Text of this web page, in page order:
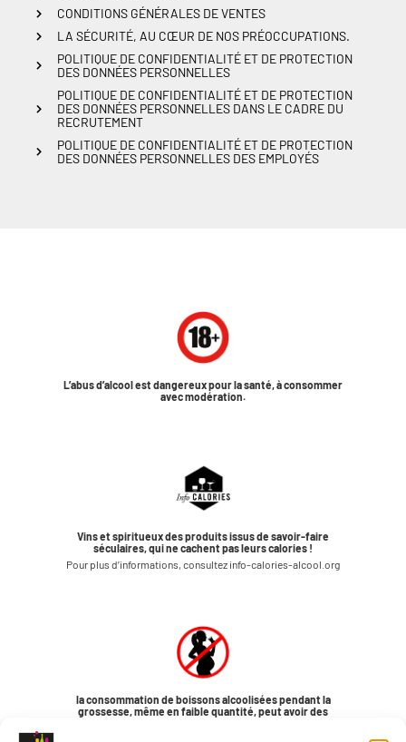
CONDITIONS GÉNÉRALES DE VENTES
LA SÉCURITÉ, AU CŒUR DE NOS PRÉOCCUPATIONS.
POLITIQUE DE CONFIDENTIALITÉ ET DE PROTECTION
DES DONNÉES PERSONNELLES
POLITIQUE DE CONFIDENTIALITÉ ET DE PROTECTION
DES DONNÉES PERSONNELLES DANS LE CADRE DU
RECRUTEMENT
POLITIQUE DE CONFIDENTIALITÉ ET DE PROTECTION
DES DONNÉES PERSONNELLES DES EMPLOYÉS
L’abus d’alcool est dangereux pour la santé, à consommer
avec modération.
Vins et spiritueux des produits issus de savoir-faire
séculaires, qui ne cachent pas leurs calories !
Pour plus d’informations, consultez info-calories-alcool.org
la consommation de boissons alcoolisées pendant la
grossesse, même en faible quantité, peut avoir des